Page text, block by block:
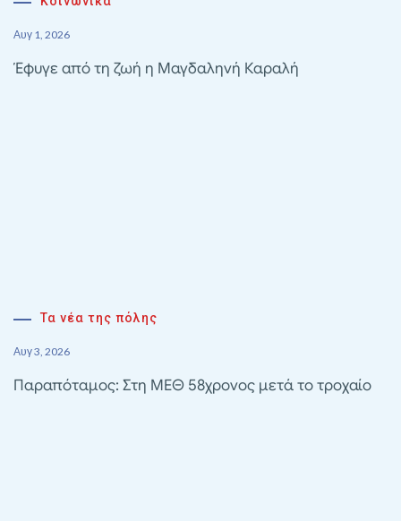
Αυγ 1, 2026
Έφυγε από τη ζωή η Μαγδαληνή Καραλή
Τα νέα της πόλης
Αυγ 3, 2026
Παραπόταμος: Στη ΜΕΘ 58χρονος μετά το τροχαίο